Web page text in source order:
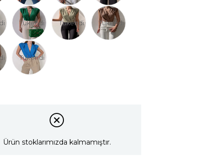
Tükendi Tükendi Tükendi
Tükendi
Ürün stoklarımızda kalmamıştır.